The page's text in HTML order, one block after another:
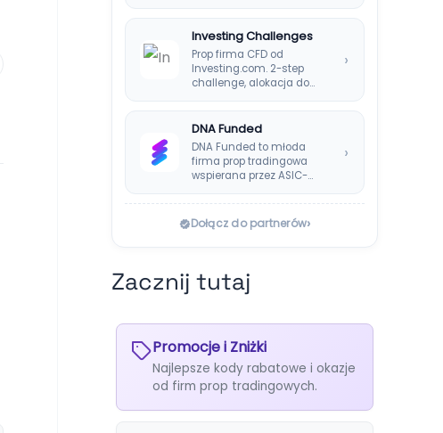
Investing Challenges
Prop firma CFD od
Investing.com. 2-step
challenge, alokacja do
platforma SIRIX.
›
DNA Funded
DNA Funded to młoda
firma prop tradingowa
wspierana przez ASIC-
DNA Markets. Oferuje…
›
Dołącz do partnerów›
Zacznij tutaj
Promocje i Zniżki
Najlepsze kody rabatowe i okazje
od firm prop tradingowych.